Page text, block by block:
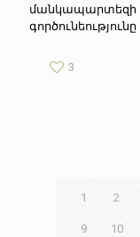
մանկապարտեզի
3
1 2
9 10